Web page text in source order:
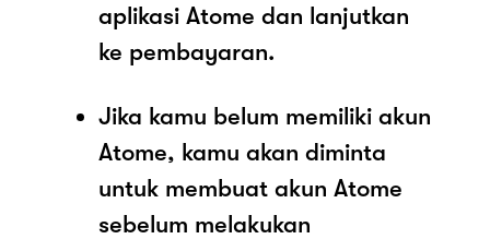
aplikasi Atome dan lanjutkan
ke pembayaran.
Jika kamu belum memiliki akun
Atome, kamu akan diminta
untuk membuat akun Atome
sebelum melakukan